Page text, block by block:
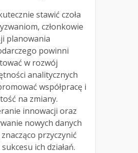
stawić czoła
członkowie
planowania
powinni
w rozwój
analitycznych
współpracę i
na zmiany.
innowacji oraz
nowych danych
przyczynić
ich działań.